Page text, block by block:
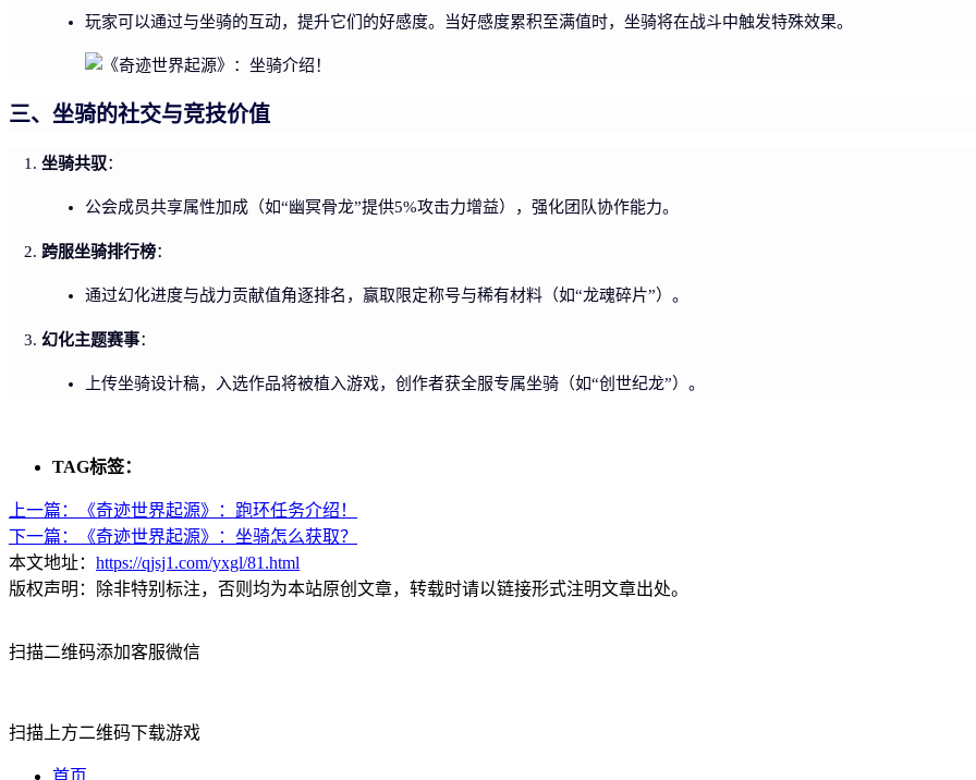
玩家可以通过与坐骑的互动，提升它们的好感度。当好感度累积至满值时，坐骑将在战斗中触发特殊效果。
三、坐骑的社交与竞技价值
坐骑共驭：
公会成员共享属性加成（如“幽冥骨龙”提供5%攻击力增益），强化团队协作能力。
跨服坐骑排行榜：
通过幻化进度与战力贡献值角逐排名，赢取限定称号与稀有材料（如“龙魂碎片”）。
幻化主题赛事：
上传坐骑设计稿，入选作品将被植入游戏，创作者获全服专属坐骑（如“创世纪龙”）。
TAG标签：
上一篇：
《奇迹世界起源》：跑环任务介绍！
下一篇：
《奇迹世界起源》：坐骑怎么获取？
本文地址： https://qjsj1.com/yxgl/81.html
版权声明：除非特别标注，否则均为本站原创文章，转载时请以链接形式注明文章出处。
扫描二维码添加客服微信
扫描上方二维码下载游戏